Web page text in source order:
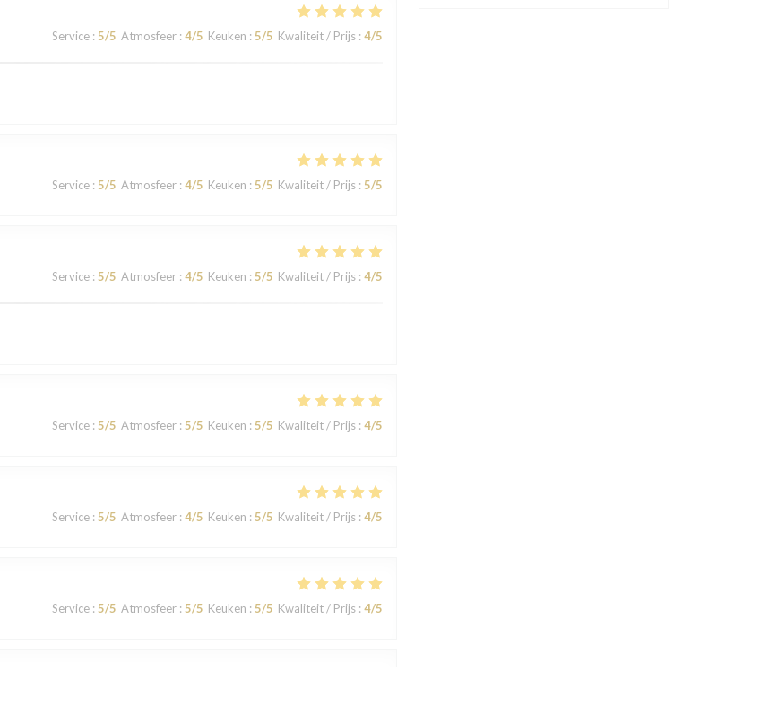
Service : 5/5 Atmosfeer : 4/5 Keuken : 5/5 Kwaliteit / Prijs : 4/5
Service : 5/5 Atmosfeer : 4/5 Keuken : 5/5 Kwaliteit / Prijs : 5/5
Service : 5/5 Atmosfeer : 4/5 Keuken : 5/5 Kwaliteit / Prijs : 4/5
Service : 5/5 Atmosfeer : 5/5 Keuken : 5/5 Kwaliteit / Prijs : 4/5
Service : 5/5 Atmosfeer : 4/5 Keuken : 5/5 Kwaliteit / Prijs : 4/5
Service : 5/5 Atmosfeer : 5/5 Keuken : 5/5 Kwaliteit / Prijs : 4/5